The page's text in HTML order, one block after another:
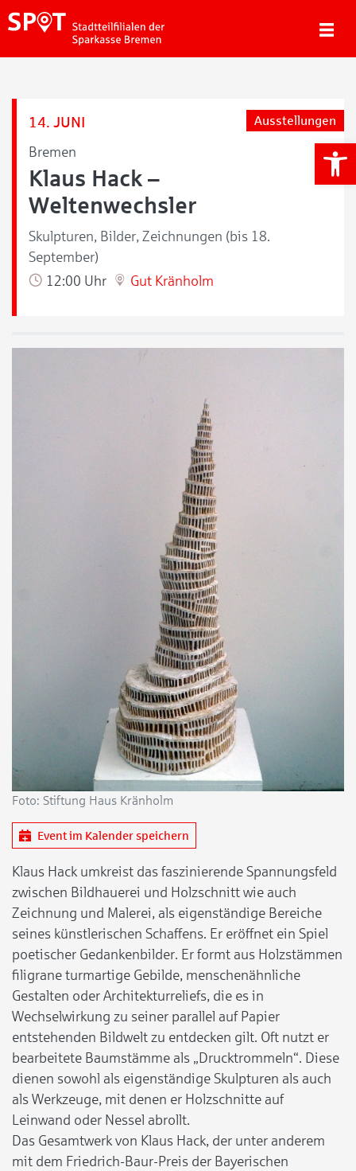
14. JUNI
Bremen
Ausstellungen
Klaus Hack –
Weltenwechsler
Skulpturen, Bilder, Zeichnungen (bis 18.
September)
12:00 Uhr
Gut Kränholm
Foto: Stiftung Haus Kränholm
Event im Kalender speichern
Klaus Hack umkreist das faszinierende Spannungsfeld
zwischen Bildhauerei und Holzschnitt wie auch
Zeichnung und Malerei, als eigenständige Bereiche
seines künstlerischen Schaffens. Er eröffnet ein Spiel
poetischer Gedankenbilder. Er formt aus Holzstämmen
filigrane turmartige Gebilde, menschenähnliche
Gestalten oder Architekturreliefs, die es in
Wechselwirkung zu seiner parallel auf Papier
entstehenden Bildwelt zu entdecken gilt. Oft nutzt er
bearbeitete Baumstämme als „Drucktrommeln“. Diese
dienen sowohl als eigenständige Skulpturen als auch
als Werkzeuge, mit denen er Holzschnitte auf
Leinwand oder Nessel abrollt.
Das Gesamtwerk von Klaus Hack, der unter anderem
mit dem Friedrich-Baur-Preis der Bayerischen